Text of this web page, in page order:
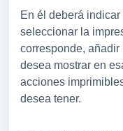
En él deberá
seleccionar la
corresponde,
desea mostrar en
acciones
desea tener.